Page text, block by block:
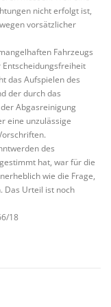
nicht erfolgt ist,
vorsätzlicher
Fahrzeugs
das Aufspielen des
der durch das
Abgasreinigung
eine unzulässige
des
hat, war für die
wie die Frage,
Das Urteil ist noch
18